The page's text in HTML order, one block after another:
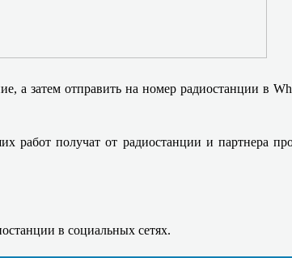
а затем отправить на номер радиостанции в
работ получат от радиостанции и партнера
в социальных сетях.